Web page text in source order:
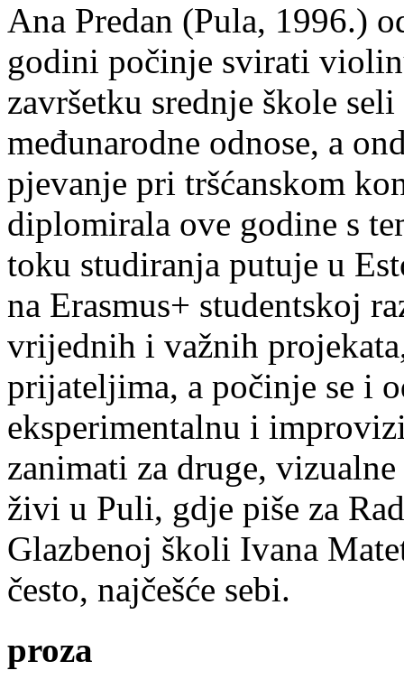
Ana Predan (Pula, 1996.)
godini počinje svirati
završetku srednje škole
međunarodne odnose, a
pjevanje pri tršćanskom
diplomirala ove godine s
toku studiranja putuje u
na Erasmus+ studentskoj
vrijednih i važnih
prijateljima, a počinje se i
eksperimentalnu i
zanimati za druge,
živi u Puli, gdje piše za
Glazbenoj školi Ivana
često, najčešće sebi.
proza